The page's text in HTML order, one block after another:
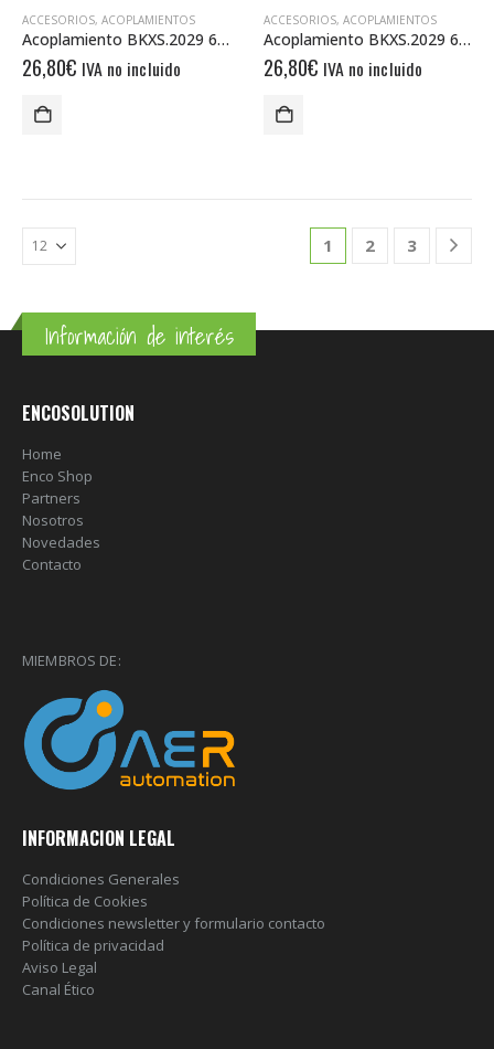
ACCESORIOS, ACOPLAMIENTOS
Acoplamiento BKXS.2029 6/8
26,80€ IVA no incluido
ACCESORIOS, ACOPLAMIENTOS
Acoplamiento BKXS.2029 6/6
26,80€ IVA no incluido
1 2 3
Información de interés
ENCOSOLUTION
Home
Enco Shop
Partners
Nosotros
Novedades
Contacto
MIEMBROS DE:
INFORMACION LEGAL
Condiciones Generales
Política de Cookies
Condiciones newsletter y formulario contacto
Política de privacidad
Aviso Legal
Canal Ético